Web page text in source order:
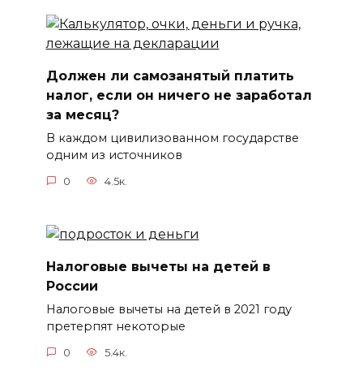
Должен ли самозанятый платить
налог, если он ничего не заработал
за месяц?
В каждом цивилизованном государстве
одним из источников
0 4.5к.
Налоговые вычеты на детей в
России
Налоговые вычеты на детей в 2021 году
претерпят некоторые
0 5.4к.